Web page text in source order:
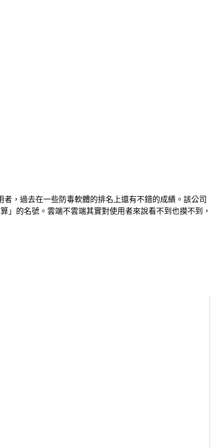
者，過去在一些防毒軟體的排名上還有不錯的成績。該公司
」的名號。雲端不雲端其實對使用者來說看不到也摸不到，